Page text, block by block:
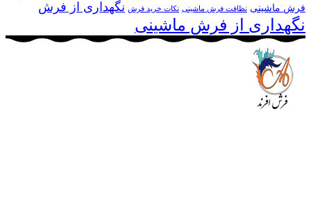
فرش ماشینی نظافت فرش ماشینی نکات خرید فرش نگهداری از فرش
نگهداری از فرش ماشینی